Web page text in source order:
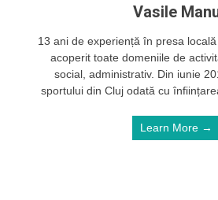
Vasile
13 ani de experiență în presa
acoperit toate domeniile de
social, administrativ. Din iunie
sportului din Cluj odată cu
Learn More →